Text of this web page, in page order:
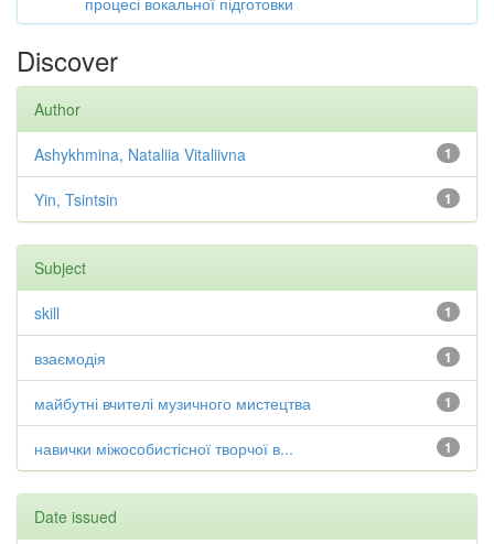
Discover
Author
1
Ashykhmina, Nataliia Vitaliivna
1
Yin, Tsintsin
Subject
1
skill
1
взаємодія
1
майбутні вчителі музичного мистецтва
1
навички міжособистісної творчої в...
Date issued